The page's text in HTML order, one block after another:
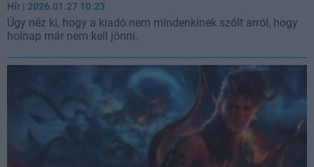
Hír | 2026.01.27 10:23
Úgy néz ki, hogy a kiadó nem mindenkinek szólt arról, hogy
holnap már nem kell jönni.